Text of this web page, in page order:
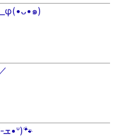
๑)
まだ3歳だもーん(ᐡ-ܫ•ᐡ)🐾